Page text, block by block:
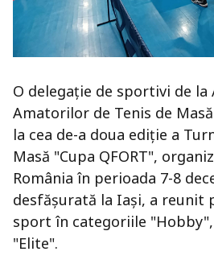
O delegație de sportivi de la
Amatorilor de Tenis de
la cea de-a doua ediție a
Masă "Cupa QFORT",
România în perioada 7-8
desfășurată la Iași, a reunit
sport în categoriile "Hobby",
"Elite".